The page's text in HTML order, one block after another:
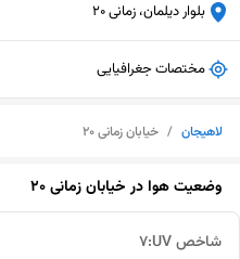
بلوار دیلمان، زمانی 20
مختصات جغرافیایی
لاهیجان / خیابان زمانی 20
وضعیت هوا درخیابان زمانی 20
شاخص UV: 7